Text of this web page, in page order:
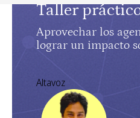
Taller
Aprovechar los
lograr un impacto
Altavoz